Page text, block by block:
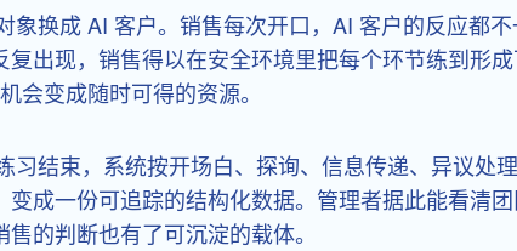
换成 AI 客户。销售每次开口，AI 客户的反应都
出现，销售得以在安全环境里把每个环节练到形
会变成随时可得的资源。
结束，系统按开场白、探询、信息传递、异议处
成一份可追踪的结构化数据。管理者据此能看清
的判断也有了可沉淀的载体。